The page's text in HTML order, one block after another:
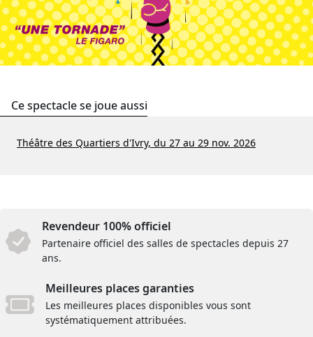
Ce spectacle se joue aussi
Théâtre des Quartiers d'Ivry, du 27 au 29 nov. 2026
Revendeur 100% officiel
Partenaire officiel des salles de spectacles depuis 27
ans.
Meilleures places garanties
Les meilleures places disponibles vous sont
systématiquement attribuées.